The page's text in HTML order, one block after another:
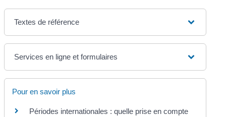
Textes de référence
Services en ligne et formulaires
Pour en savoir plus
Périodes internationales : quelle prise en compte